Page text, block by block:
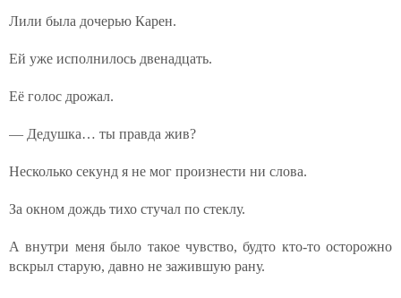
Лили была дочерью Карен.
Ей уже исполнилось двенадцать.
Её голос дрожал.
— Дедушка… ты правда жив?
Несколько секунд я не мог произнести ни слова.
За окном дождь тихо стучал по стеклу.
А внутри меня было такое чувство, будто кто-то осторожно
вскрыл старую, давно не зажившую рану.